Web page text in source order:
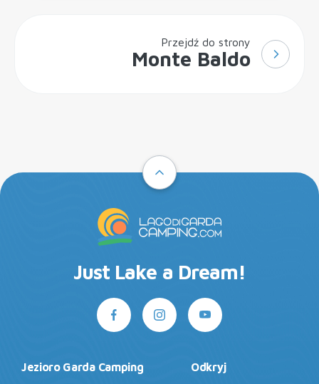
Przejdź do strony
Monte Baldo
Just Lake a Dream!
Jezioro Garda Camping Odkryj